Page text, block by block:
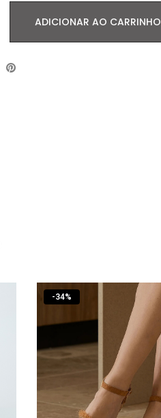
ADICIONAR AO CARRINHO
-34%